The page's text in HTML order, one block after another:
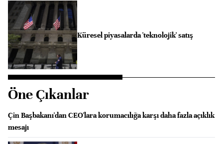
Küresel piyasalarda 'teknolojik' satış
Öne Çıkanlar
Çin Başbakanı'dan CEO'lara korumacılığa karşı daha fazla açıklık
mesajı